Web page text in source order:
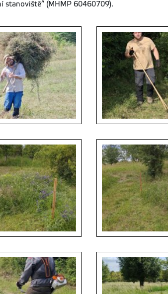
stanoviště“ (MHMP 60460709).